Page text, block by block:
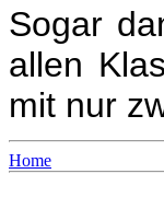
Sogar
allen
mit nur
Home